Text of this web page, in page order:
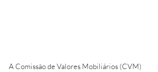
A Comissão de Valores Mobiliários (CVM)